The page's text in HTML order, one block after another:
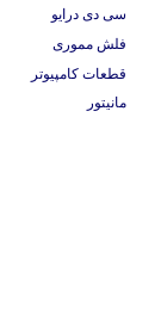
سی دی درایو
فلش مموری
قطعات کامپیوتر
مانیتور